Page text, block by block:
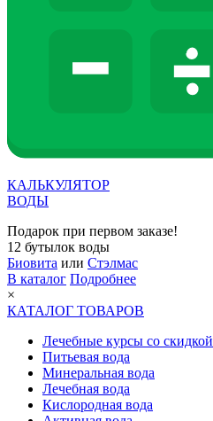
КАЛЬКУЛЯТОР
ВОДЫ
Подарок при первом заказе!
12 бутылок воды
Биовита или Стэлмас
В каталог Подробнее
×
КАТАЛОГ ТОВАРОВ
Лечебные курсы со скидкой
Питьевая вода
Минеральная вода
Лечебная вода
Кислородная вода